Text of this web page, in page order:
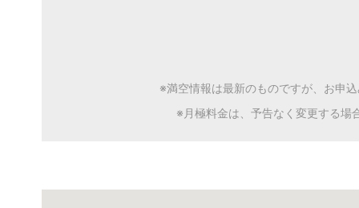
※満空情報は最新のものですが、お申
※月極料金は、予告なく変更する場